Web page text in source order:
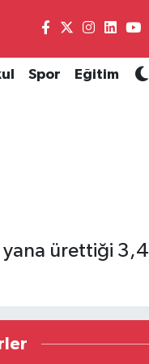
Spor Eğitim
yana ürettiği 3,4